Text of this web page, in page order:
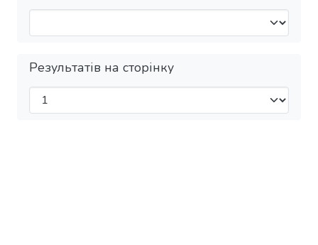
Результатів на сторінку